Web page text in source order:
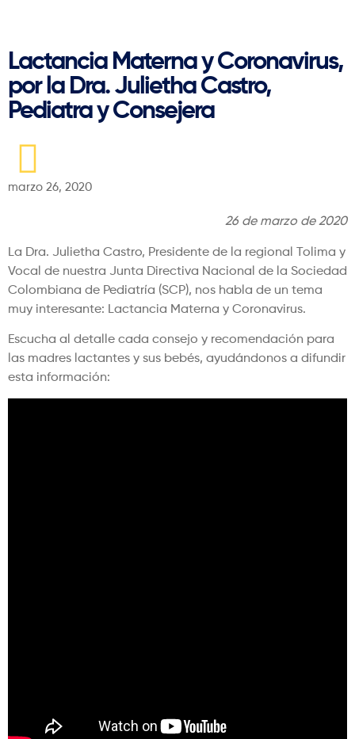
Lactancia Materna y Coronavirus,
por la Dra. Julietha Castro,
Pediatra y Consejera
marzo 26, 2020
26 de marzo de 2020
La Dra. Julietha Castro, Presidente de la regional Tolima y
Vocal de nuestra Junta Directiva Nacional de la Sociedad
Colombiana de Pediatría (SCP), nos habla de un tema
muy interesante: Lactancia Materna y Coronavirus.
Escucha al detalle cada consejo y recomendación para
las madres lactantes y sus bebés, ayudándonos a difundir
esta información: